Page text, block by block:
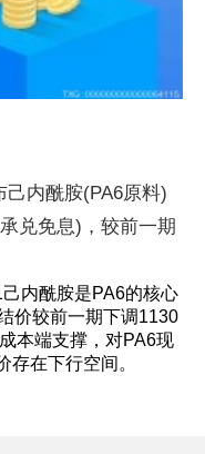
己内酰胺(PA6原料)
兑免息)，较前一期
内酰胺是PA6的核心
价较前一期下调1130
本端支撑，对PA6现
存在下行空间。